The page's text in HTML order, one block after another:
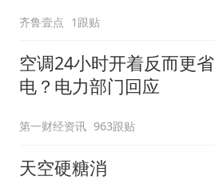
齐鲁壹点 1跟贴
空调24小时开着反而更省
电？电力部门回应
第一财经资讯 963跟贴
天空硬糖消